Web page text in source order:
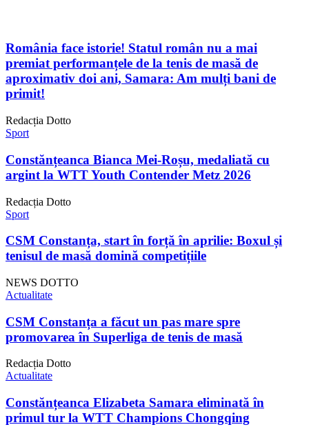
România face istorie! Statul român nu a mai
premiat performanțele de la tenis de masă de
aproximativ doi ani, Samara: Am mulți bani de
primit!
Redacția Dotto
Sport
Constănțeanca Bianca Mei-Roșu, medaliată cu
argint la WTT Youth Contender Metz 2026
Redacția Dotto
Sport
CSM Constanța, start în forță în aprilie: Boxul și
tenisul de masă domină competițiile
NEWS DOTTO
Actualitate
CSM Constanța a făcut un pas mare spre
promovarea în Superliga de tenis de masă
Redacția Dotto
Actualitate
Constănțeanca Elizabeta Samara eliminată în
primul tur la WTT Champions Chongqing